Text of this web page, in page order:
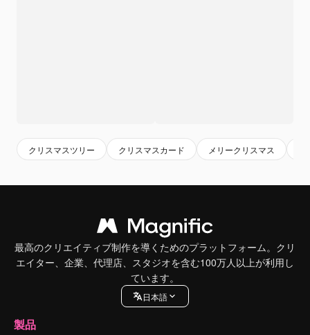
クリスマスツリー クリスマスカード メリークリスマス
最高のクリエイティブ制作を導くためのプラットフォーム。クリ
エイター、企業、代理店、スタジオを含む100万人以上が利用し
ています。
日本語
製品